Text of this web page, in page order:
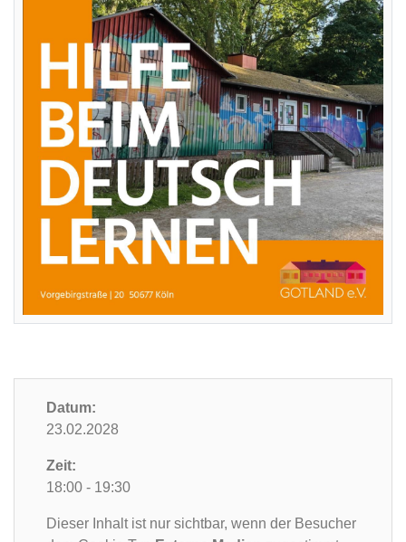
Datum:
23.02.2028
Zeit:
18:00 - 19:30
Dieser Inhalt ist nur sichtbar, wenn der Besucher